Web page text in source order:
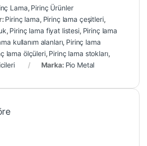
Lama, Pirinç Ürünler
Pirinç lama, Pirinç lama çeşitleri,
, Pirinç lama fiyat listesi, Pirinç lama
kullanım alanları, Pirinç lama
lama ölçüleri, Pirinç lama stokları,
Marka: Pio Metal